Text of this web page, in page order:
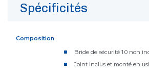
Spécificités
Composition
Bride de sécurité 1.0 non
Joint inclus et monté en